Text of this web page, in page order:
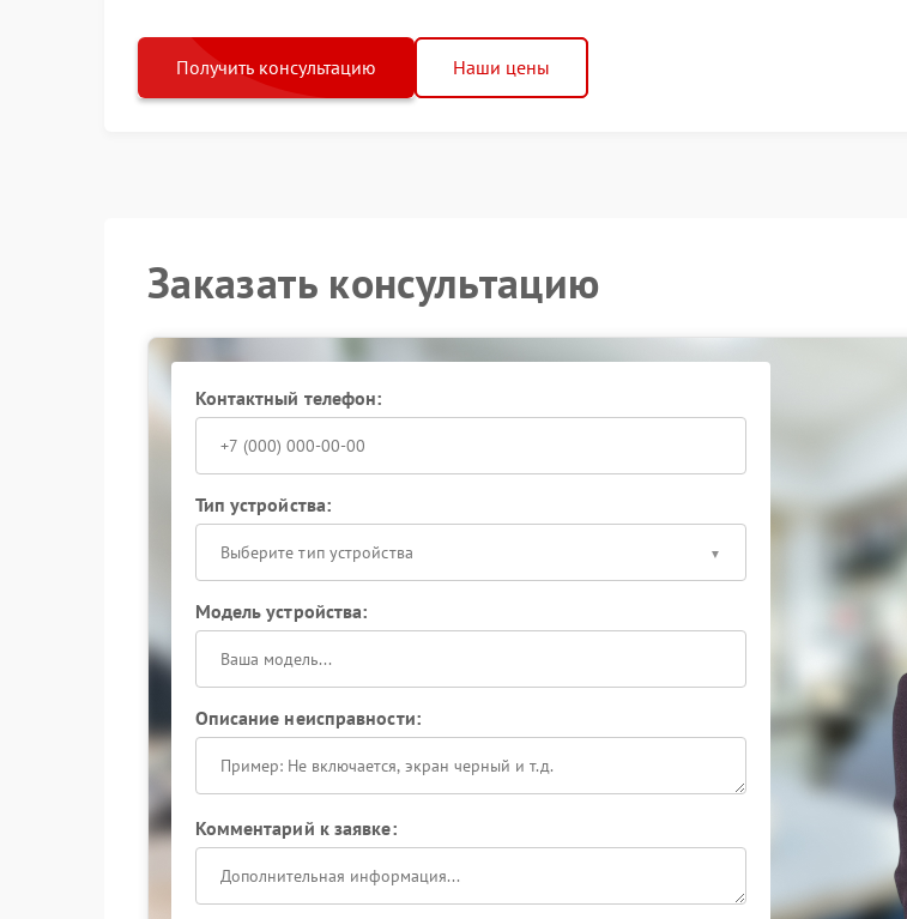
Получить консультацию Наши цены
Заказать консультацию
Контактный телефон:
Тип устройства:
Выберите тип устройства
Модель устройства:
Описание неисправности:
Комментарий к заявке: